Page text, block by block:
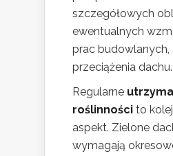
szczegółowych
ewentualnych
prac budowlanych,
przeciążenia dachu.
Regularne
roślinności to
aspekt. Zielone
wymagają